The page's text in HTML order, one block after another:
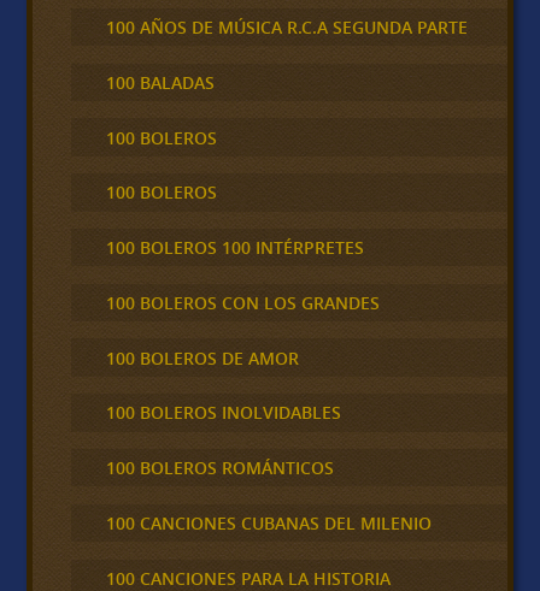
100 AÑOS DE MÚSICA R.C.A SEGUNDA PARTE
100 BALADAS
100 BOLEROS
100 BOLEROS
100 BOLEROS 100 INTÉRPRETES
100 BOLEROS CON LOS GRANDES
100 BOLEROS DE AMOR
100 BOLEROS INOLVIDABLES
100 BOLEROS ROMÁNTICOS
100 CANCIONES CUBANAS DEL MILENIO
100 CANCIONES PARA LA HISTORIA